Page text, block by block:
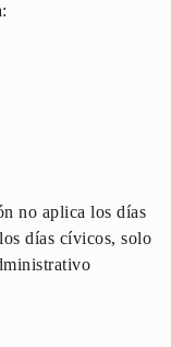
no aplica los días
días cívicos, solo